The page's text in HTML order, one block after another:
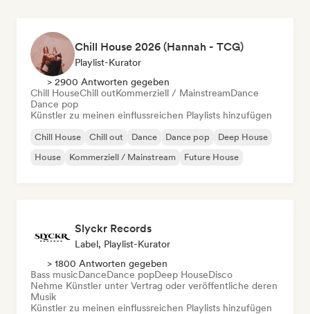
Chill House 2026 (Hannah - TCG)
Playlist-Kurator
> 2900 Antworten gegeben
Chill HouseChill outKommerziell / MainstreamDance
Dance pop
Künstler zu meinen einflussreichen Playlists hinzufügen
Chill House Chill out Dance Dance pop
Deep House
House
Kommerziell / Mainstream Future House
Slyckr Records
Label, Playlist-Kurator
> 1800 Antworten gegeben
Bass musicDanceDance popDeep HouseDisco
Nehme Künstler unter Vertrag oder veröffentliche deren
Musik
Künstler zu meinen einflussreichen Playlists hinzufügen